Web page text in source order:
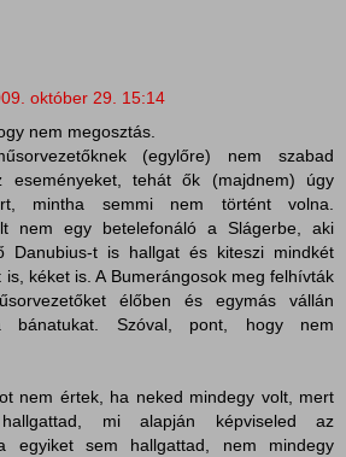
október 29. 15:14
nem megosztás.
(egylőre) nem szabad
eseményeket, tehát ők (majdnem) úgy
mintha semmi nem történt volna.
nem egy betelefonáló a Slágerbe, aki
Danubius-t is hallgat és kiteszi mindkét
kéket is. A Bumerángosok meg felhívták
élőben és egymás vállán
bánatukat. Szóval, pont, hogy nem
nem értek, ha neked mindegy volt, mert
mi alapján képviseled az
egyiket sem hallgattad, nem mindegy